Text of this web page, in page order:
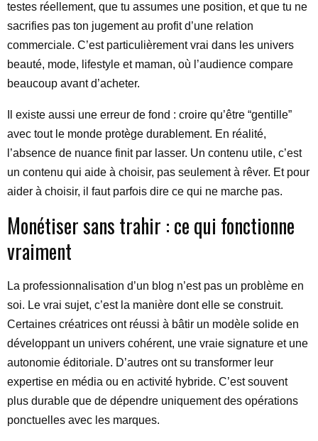
testes réellement, que tu assumes une position, et que tu ne
sacrifies pas ton jugement au profit d’une relation
commerciale. C’est particulièrement vrai dans les univers
beauté, mode, lifestyle et maman, où l’audience compare
beaucoup avant d’acheter.
Il existe aussi une erreur de fond : croire qu’être “gentille”
avec tout le monde protège durablement. En réalité,
l’absence de nuance finit par lasser. Un contenu utile, c’est
un contenu qui aide à choisir, pas seulement à rêver. Et pour
aider à choisir, il faut parfois dire ce qui ne marche pas.
Monétiser sans trahir : ce qui fonctionne
vraiment
La professionnalisation d’un blog n’est pas un problème en
soi. Le vrai sujet, c’est la manière dont elle se construit.
Certaines créatrices ont réussi à bâtir un modèle solide en
développant un univers cohérent, une vraie signature et une
autonomie éditoriale. D’autres ont su transformer leur
expertise en média ou en activité hybride. C’est souvent
plus durable que de dépendre uniquement des opérations
ponctuelles avec les marques.